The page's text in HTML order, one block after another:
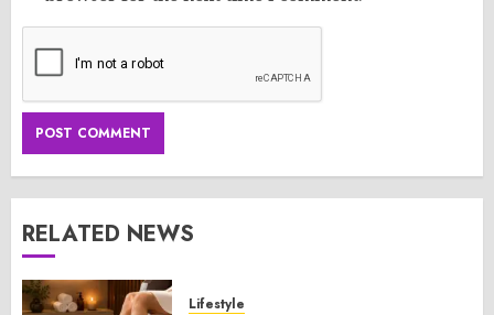
RELATED NEWS
Lifestyle